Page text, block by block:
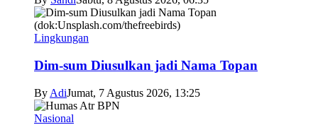
Lingkungan
Dim-sum Diusulkan jadi Nama Topan
By AdiJumat, 7 Agustus 2026, 13:25
Nasional